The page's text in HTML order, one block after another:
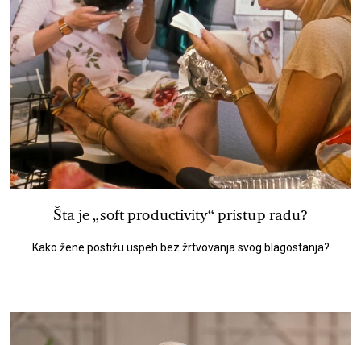
Šta je „soft productivity“ pristup radu?
Kako žene postižu uspeh bez žrtvovanja svog blagostanja?